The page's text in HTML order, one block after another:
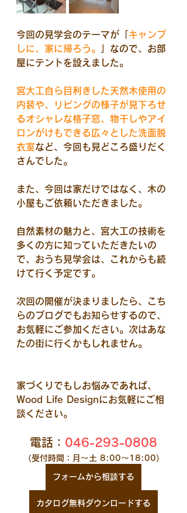
今回の見学会のテーマが「 キャンプ
しに、家に帰ろう。
」なので、お部
屋にテントを設えました。
宮大工自ら目利きした天然木使用の
内装や、リビングの様子が見下ろせ
るオシャレな格子窓、物干しやアイ
ロンがけもできる広々とした洗面脱
衣室など、今回も見どころ盛りだく
さんでした。
また、今回は家だけではなく、木の
小屋もご依頼いただきました。
自然素材の魅力と、宮大工の技術を
多くの方に知っていただきたいの
で、おうち見学会は、これからも続
けて行く予定です。
次回の開催が決まりましたら、こち
らのブログでもお知らせするので、
お気軽にご参加ください。次はあな
たの街に行くかもしれません。
家づくりでもしお悩みであれば、
Wood Life Designにお気軽にご相
談ください。
電話： 046-293-0808
（受付時間：月～土 8:00～18:00）
フォームから相談する
カタログ無料ダウンロードする